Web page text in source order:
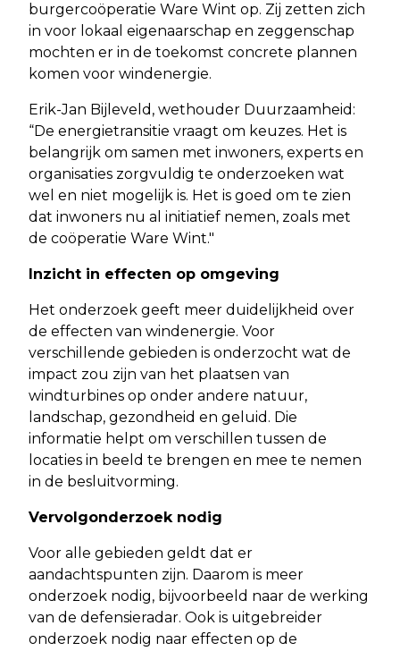
burgercoöperatie Ware Wint op. Zij zetten zich
in voor lokaal eigenaarschap en zeggenschap
mochten er in de toekomst concrete plannen
komen voor windenergie.
Erik-Jan Bijleveld, wethouder Duurzaamheid:
“De energietransitie vraagt om keuzes. Het is
belangrijk om samen met inwoners, experts en
organisaties zorgvuldig te onderzoeken wat
wel en niet mogelijk is. Het is goed om te zien
dat inwoners nu al initiatief nemen, zoals met
de coöperatie Ware Wint."
Inzicht in effecten op omgeving
Het onderzoek geeft meer duidelijkheid over
de effecten van windenergie. Voor
verschillende gebieden is onderzocht wat de
impact zou zijn van het plaatsen van
windturbines op onder andere natuur,
landschap, gezondheid en geluid. Die
informatie helpt om verschillen tussen de
locaties in beeld te brengen en mee te nemen
in de besluitvorming.
Vervolgonderzoek nodig
Voor alle gebieden geldt dat er
aandachtspunten zijn. Daarom is meer
onderzoek nodig, bijvoorbeeld naar de werking
van de defensieradar. Ook is uitgebreider
onderzoek nodig naar effecten op de